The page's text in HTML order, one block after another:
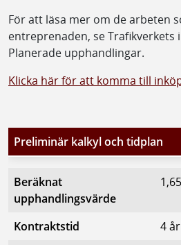
För att läsa mer om de arbeten
entreprenaden, se Trafikverkets
Planerade upphandlingar.
Klicka här för att komma till
Preliminär kalkyl och tidplan
Beräknat
upphandlingsvärde
Kontraktstid
4 år